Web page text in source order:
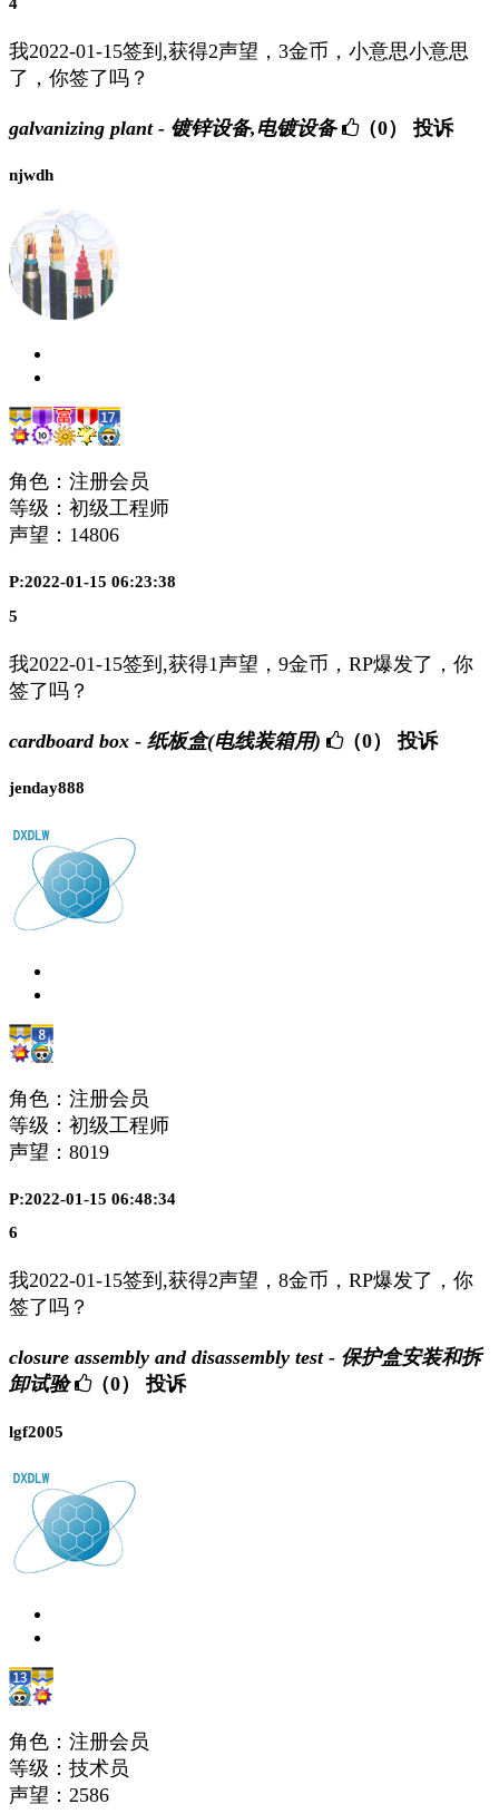
我2022-01-15签到,获得2声望，3金币，小意思小意思
了，你签了吗？
galvanizing plant - 镀锌设备,电镀设备 （0） 投诉
njwdh
角色：注册会员
等级：初级工程师
声望： 14806
P:2022-01-15 06:23:38
5
我2022-01-15签到,获得1声望，9金币，RP爆发了，你
签了吗？
cardboard box - 纸板盒(电线装箱用) （0） 投诉
jenday888
角色：注册会员
等级：初级工程师
声望： 8019
P:2022-01-15 06:48:34
6
我2022-01-15签到,获得2声望，8金币，RP爆发了，你
签了吗？
closure assembly and disassembly test - 保护盒安装和拆
卸试验
（0） 投诉
lgf2005
角色：注册会员
等级：技术员
声望： 2586